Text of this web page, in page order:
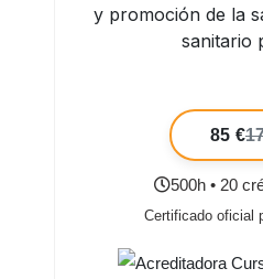
y promoción de la
sanitario
85 €
500h • 20
Certificado oficial